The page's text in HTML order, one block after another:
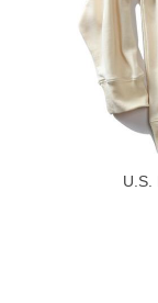
※【ボトムの裾上げを
裾上げ料金は500円+税
備考欄に股下●cmと
が対象。1本5,999円
出荷まで約1週間～20
尚、裾上げした商品
一部、お直しに対応
いる、極端なデザイン
U.S.